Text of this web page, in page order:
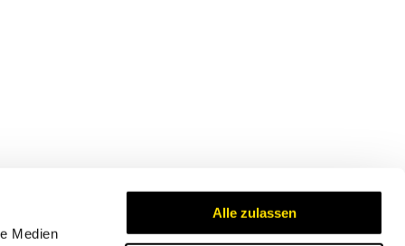
Medien
Alle zulassen